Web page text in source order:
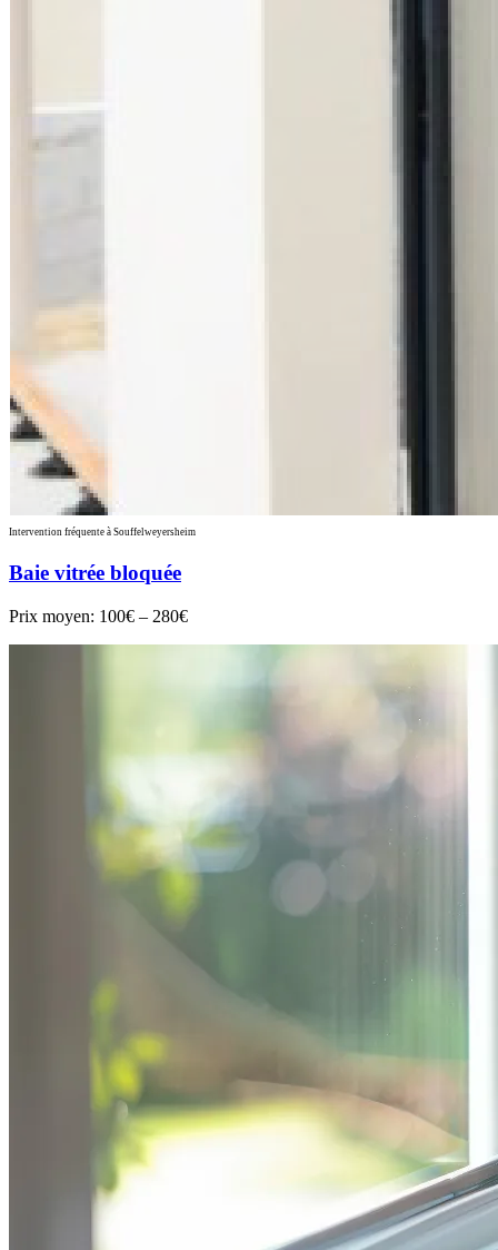
Intervention fréquente à Souffelweyersheim
Baie vitrée bloquée
Prix moyen: 100€ – 280€